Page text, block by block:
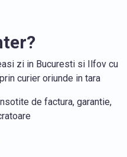
zi in Bucuresti si Ilfov cu
curier oriunde in tara
de factura, garantie,